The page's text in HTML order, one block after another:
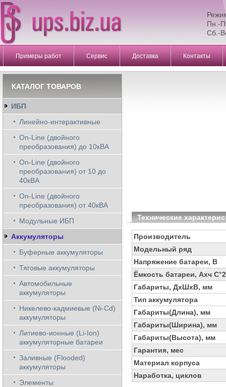
Пн.-
Сб.-
Примеры работ Сервис Доставка Контакты
Технические
Производитель
Модельный ряд
Напряжение батареи, В
Ёмкость батареи, Ахч
Габариты, ДхШхВ, мм
Тип аккумулятора
Габариты(Длина), мм
Габариты(Ширина), мм
Габариты(Высота), мм
Гарантия, мес
Материал корпуса
Наработка, циклов
КАТАЛОГ ТОВАРОВ
ИБП
Линейно-интерактивные
On-Line (двойного
преобразования) до 10кВА
On-Line (двойного
преобразования) от 10 до
40кВА
On-Line (двойного
преобразования) от 40кВА
Модульные ИБП
Аккумуляторы
Буферные аккумуляторы
Тяговые аккумуляторы
Автомобильные
аккумуляторы
Никелево-кадмиевые (Ni-Cd)
аккумуляторы
Литиево-ионные (Li-Ion)
аккумуляторные батареи
Заливные (Flooded)
аккумуляторы
Элементы